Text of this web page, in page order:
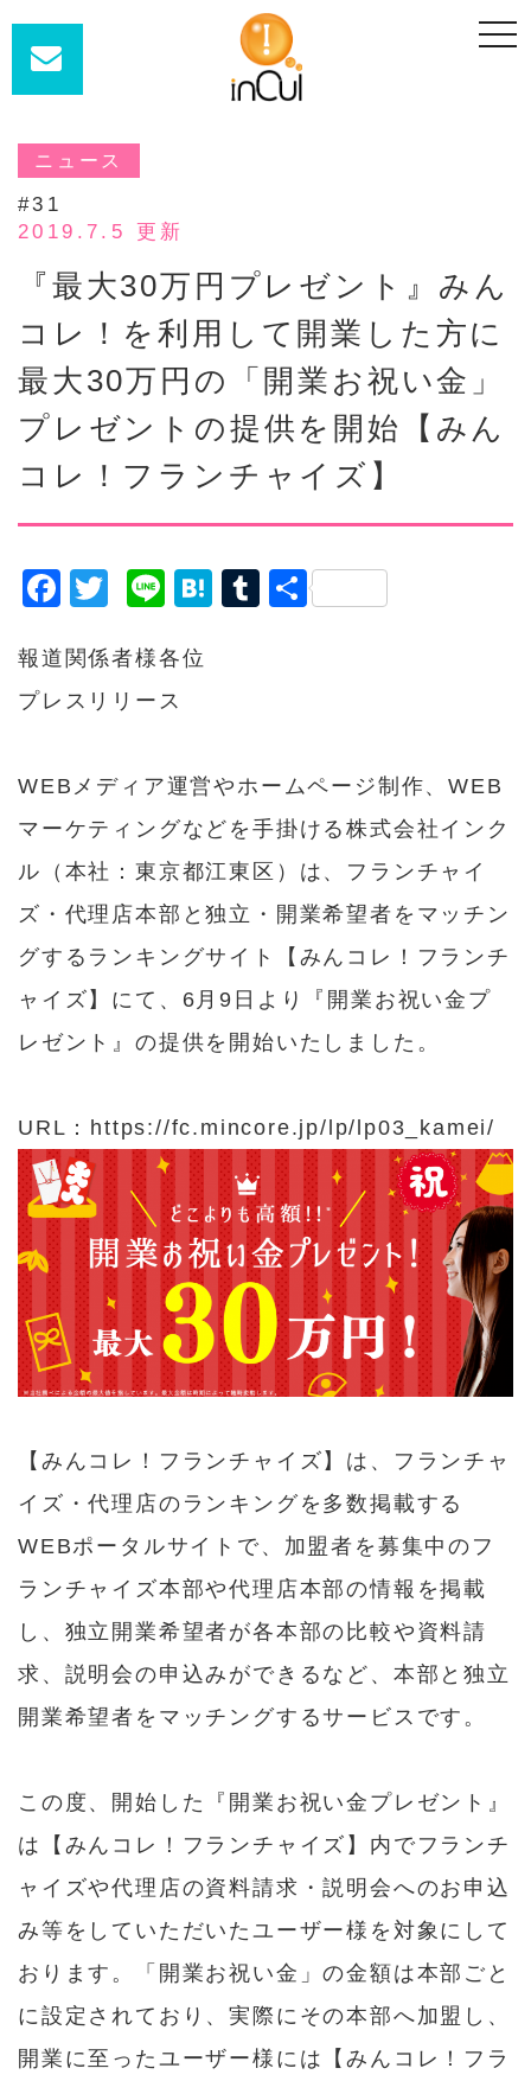
t
o
n
ニュース
#31
2019.7.5 更新
『最大30万円プレゼント』みん
コレ！を利用して開業した方に
最大30万円の「開業お祝い金」
プレゼントの提供を開始【みん
コレ！フランチャイズ】
F
c
e
o
o
k
T
it
t
r
Li
e
H
a
T 共
報道関係者様各位
プレスリリース
WEBメディア運営やホームページ制作、WEB
マーケティングなどを手掛ける株式会社インク
ル（本社：東京都江東区）は、 フランチャイ
ズ・代理店本部と独立・開業希望者をマッチン
グするランキングサイト【みんコレ！フランチ
ャイズ】 にて、6月9日より『開業お祝い金プ
レゼント』の提供を開始いたしました。
URL： https://fc.mincore.jp/lp/lp03_kamei/
【 みんコレ！フランチャイズ 】は、フランチャ
イズ・代理店のランキングを多数掲載する
WEBポータルサイトで、加盟者を募集中のフ
ランチャイズ本部や代理店本部の情報を掲載
し、独立開業希望者が各本部の比較や資料請
求、説明会の申込みができるなど、本部と独立
開業希望者をマッチングするサービスです。
この度、開始した『開業お祝い金プレゼント』
は【 みんコレ！フランチャイズ 】内でフランチ
ャイズや代理店の資料請求・説明会へのお申込
み等をしていただいたユーザー様を対象にして
おります。「開業お祝い金」の金額は本部ごと
に設定されており、実際にその本部へ加盟し、
開業に至ったユーザー様には【みんコレ！フラ